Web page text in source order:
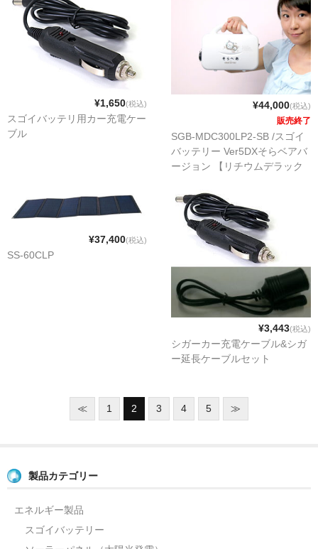
¥1,650(税込)
スゴイバッテリ用カー充電ケー
ブル
¥44,000(税込)
販売終了
SGB-MDC300LP2-SB /スゴイ
バッテリー Ver5DXそらベアバ
ージョン 【リチウムデラック
充電式バッテリー
¥37,400(税込)
SS-60CLP
¥3,443(税込)
シガーカー充電ケーブル&シガ
ー延長ケーブルセット
≪ 1 2 3 4 5 ≫
製品カテゴリー
エネルギー製品
スゴイバッテリー